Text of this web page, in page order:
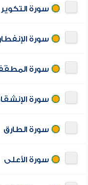
سورة التكوير
سورة الإنفطار
سورة
سورة
سورة الطارق
سورة الأعلى